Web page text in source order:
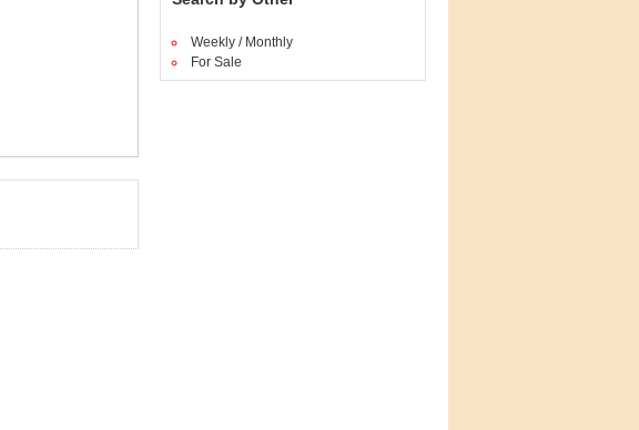
Weekly / Monthly
For Sale